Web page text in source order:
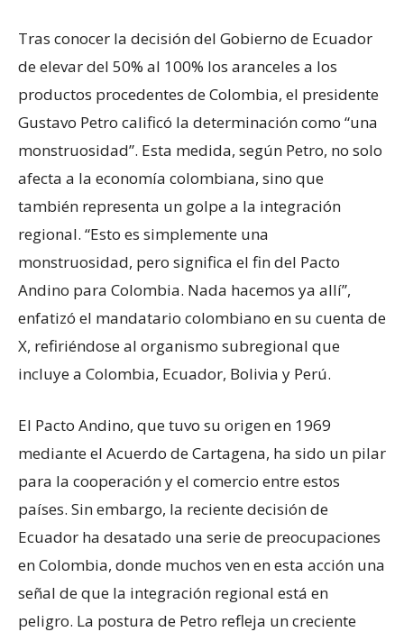
Tras conocer la decisión del Gobierno de Ecuador
de elevar del 50% al 100% los aranceles a los
productos procedentes de Colombia, el presidente
Gustavo Petro calificó la determinación como “una
monstruosidad”. Esta medida, según Petro, no solo
afecta a la economía colombiana, sino que
también representa un golpe a la integración
regional. “Esto es simplemente una
monstruosidad, pero significa el fin del Pacto
Andino para Colombia. Nada hacemos ya allí”,
enfatizó el mandatario colombiano en su cuenta de
X, refiriéndose al organismo subregional que
incluye a Colombia, Ecuador, Bolivia y Perú.
El Pacto Andino, que tuvo su origen en 1969
mediante el Acuerdo de Cartagena, ha sido un pilar
para la cooperación y el comercio entre estos
países. Sin embargo, la reciente decisión de
Ecuador ha desatado una serie de preocupaciones
en Colombia, donde muchos ven en esta acción una
señal de que la integración regional está en
peligro. La postura de Petro refleja un creciente